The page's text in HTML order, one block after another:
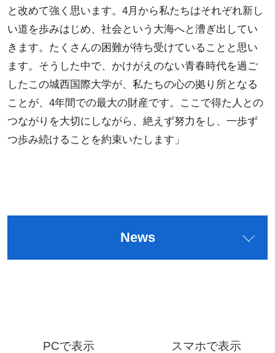
と改めて強く思います。4月から私たちはそれぞれ新し
い道を歩みはじめ、社会という大海へと漕ぎ出してい
きます。たくさんの困難が待ち受けていることと思い
ます。そうした中で、かけがえのない青春時代を過ご
したこの城西国際大学が、私たちの心の拠り所となる
ことが、4年間での最大の財産です。ここで得た人との
つながりを大切にしながら、絶えず努力をし、一歩ず
つ歩み続けることを約束いたします」
News
PCで表示 スマホで表示